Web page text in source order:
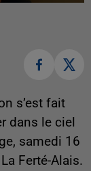
s’est fait
dans le ciel
samedi 16
Ferté-Alais.